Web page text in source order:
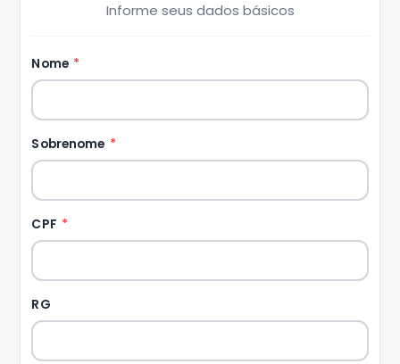
Informe seus dados básicos
Nome *
Sobrenome *
CPF *
RG